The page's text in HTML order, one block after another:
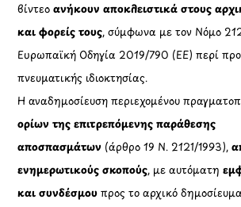
βίντεοανήκουν αποκλειστικά στους
και φορείς τους, σύμφωνα με τον Νόμο
Ευρωπαϊκή Οδηγία 2019/790 (ΕΕ) περί
πνευματικής ιδιοκτησίας.
Η αναδημοσίευση περιεχομένου
ορίων της επιτρεπόμενης παράθεσης
αποσπασμάτων (άρθρο 19 Ν. 2121/1993),
ενημερωτικούς σκοπούς, με αυτόματη
και συνδέσμου προς το αρχικό